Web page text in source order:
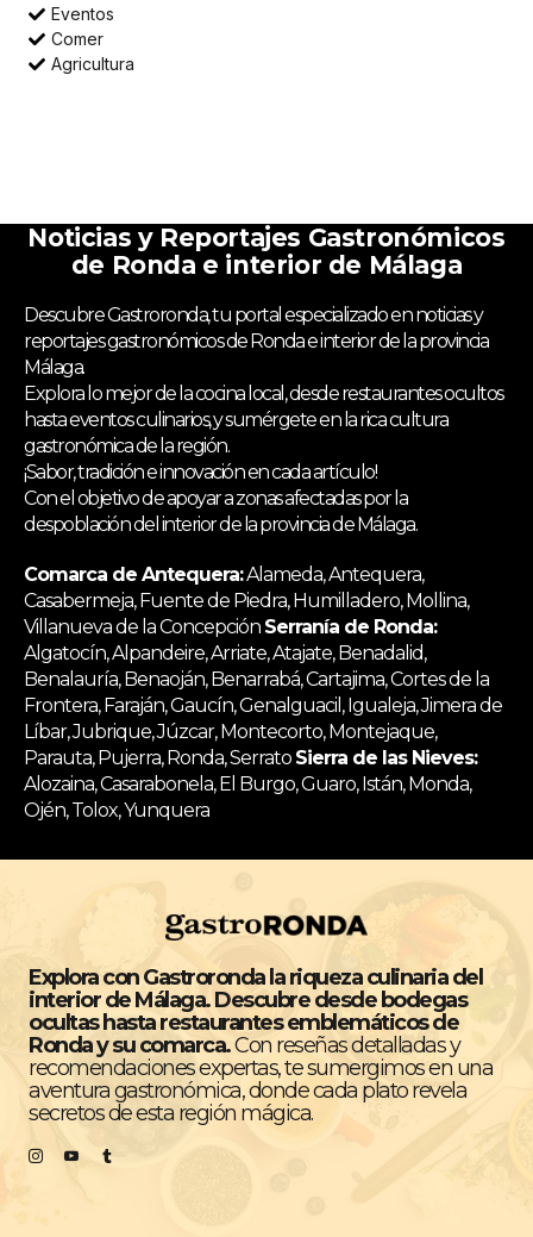
Eventos
Comer
Agricultura
Noticias y Reportajes Gastronómicos
de Ronda e interior de Málaga
Descubre Gastroronda, tu portal especializado en noticias y
reportajes gastronómicos de Ronda e interior de la provincia
Málaga.
Explora lo mejor de la cocina local, desde restaurantes ocultos
hasta eventos culinarios, y sumérgete en la rica cultura
gastronómica de la región.
¡Sabor, tradición e innovación en cada artículo!
Con el objetivo de apoyar a zonas afectadas por la
despoblación del interior de la provincia de Málaga.
Comarca de Antequera:Alameda, Antequera,
Casabermeja, Fuente de Piedra, Humilladero, Mollina,
Villanueva de la Concepción Serranía de Ronda:
Algatocín, Alpandeire, Arriate, Atajate, Benadalid,
Benalauría, Benaoján, Benarrabá, Cartajima, Cortes de la
Frontera, Faraján, Gaucín, Genalguacil, Igualeja, Jimera de
Líbar, Jubrique, Júzcar, Montecorto, Montejaque,
Parauta, Pujerra, Ronda, Serrato Sierra de las Nieves:
Alozaina, Casarabonela, El Burgo, Guaro, Istán, Monda,
Ojén, Tolox, Yunquera
Explora con Gastroronda la riqueza culinaria del
interior de Málaga. Descubre desde bodegas
ocultas hasta restaurantes emblemáticos de
Ronda y su comarca.Con reseñas detalladas y
recomendaciones expertas, te sumergimos en una
aventura gastronómica, donde cada plato revela
secretos de esta región mágica.